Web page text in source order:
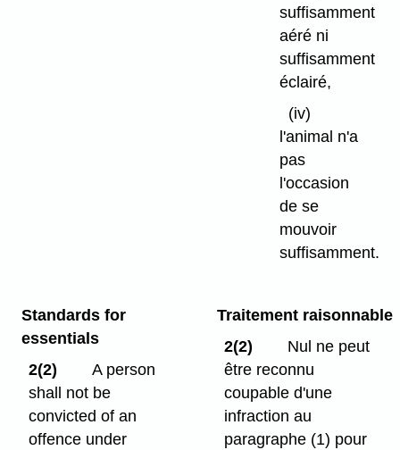
suffisamment
aéré ni
suffisamment
éclairé,
(iv)
l'animal n'a
pas
l'occasion
de se
mouvoir
suffisamment.
Standards for
essentials
2(2)
A person
shall not be
convicted of an
offence under
Traitement raisonnable
2(2)
Nul ne peut
être reconnu
coupable d'une
infraction au
paragraphe (1) pour